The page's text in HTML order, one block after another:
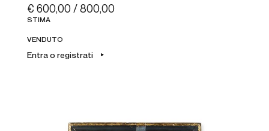
€ 600,00 / 800,00
STIMA
VENDUTO
Entra o registrati